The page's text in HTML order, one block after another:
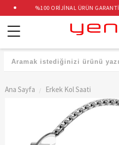
%100 ORİJİNAL ÜRÜN GARANTİSİ
Kategoriler
Ana Sayfa Erkek Kol Saati